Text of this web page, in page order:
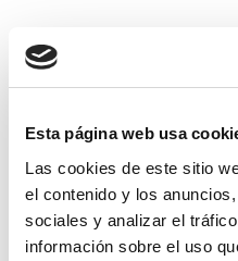
Esta página web usa
Las cookies de este sitio
el contenido y los
sociales y analizar el
información sobre el uso
cercha pick-up
13,19€